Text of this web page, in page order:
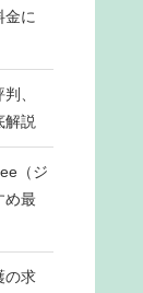
金に
、
解説
（ジ
め最
の求